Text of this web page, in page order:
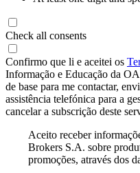
Check all consents
Confirmo que li e aceitei os
Informação e Educação da
de base para me contactar,
assistência telefónica para a
cancelar a subscrição deste
Aceito receber
Brokers S.A. sobre
promoções, através dos